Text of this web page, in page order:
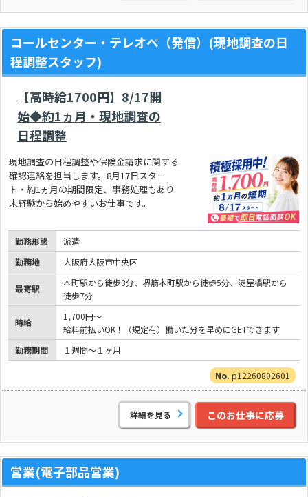
コールセンター・テレオペ（発信）(現地調査の日
程調整スタッフ)
【高時給1700円】8/17開
始◆約1ヵ月・現地調査の
日程調整
現地調査の日程調整や保険金請求に関する
確認連絡を担当します。8月17日スター
ト・約1ヵ月の期間限定、事務処理もあり
未経験から始めやすいお仕事です。
勤務形態
派遣
勤務地
大阪府大阪市中央区
最寄駅
本町駅から徒歩3分、堺筋本町駅から徒歩5分、淀屋橋駅から
徒歩7分
時給
1,700円～
給料前払いOK！（規定有）働いた分を早めにGETできます
勤務期間
１週間～１ヶ月
p12260802601
詳細を見る このお仕事に応募
営業(電子部品営業)